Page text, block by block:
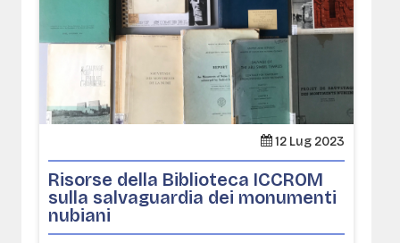
12 Lug 2023
Risorse della Biblioteca ICCROM
sulla salvaguardia dei monumenti
nubiani